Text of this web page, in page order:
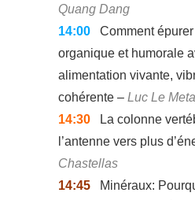
Quang Dang
14:00
Comment
organique et humorale
alimentation vivante,
cohérente – Luc Le
14:30
La colonne
l’antenne vers plus
Chastellas
14:45
Minéraux: